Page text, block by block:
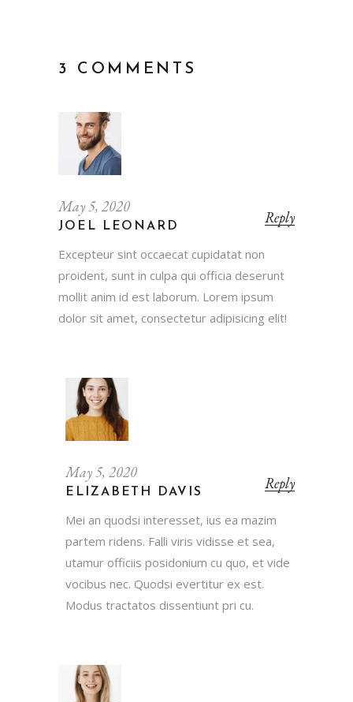
3 COMMENTS
Reply
May 5, 2020
JOEL LEONARD
Excepteur sint occaecat cupidatat non
proident, sunt in culpa qui officia deserunt
mollit anim id est laborum. Lorem ipsum
dolor sit amet, consectetur adipisicing elit!
Reply
May 5, 2020
ELIZABETH DAVIS
Mei an quodsi interesset, ius ea mazim
partem ridens. Falli viris vidisse et sea,
utamur officiis posidonium cu quo, et vide
vocibus nec. Quodsi evertitur ex est.
Modus tractatos dissentiunt pri cu.